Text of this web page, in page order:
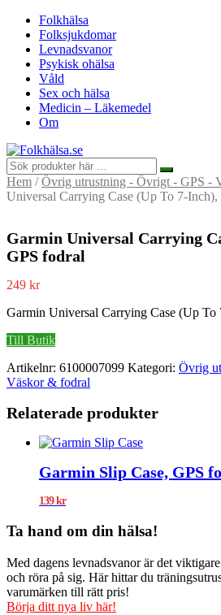
Folkhälsa
Folksjukdomar
Levnadsvanor
Psykisk ohälsa
Våld
Sex och hälsa
Medicin – Läkemedel
Om
Hem /Övrig utrustning - Övrigt - GPS -
Universal Carrying Case (Up To 7-Inch),
Garmin Universal Carrying
GPS fodral
249 kr
Garmin Universal Carrying Case (Up To
Till Butik
Artikelnr: 6100007099 Kategori: Övrig
Väskor & fodral
Relaterade produkter
Garmin Slip Case, GPS
139kr
Ta hand om din hälsa!
Med dagens levnadsvanor är det
och röra på sig. Här hittar du
varumärken till rätt pris!
Börja ditt nya liv här!